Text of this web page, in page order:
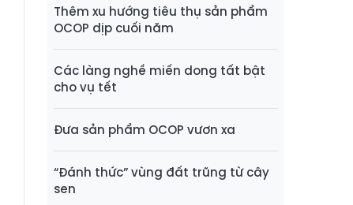
Thêm xu hướng tiêu thụ sản phẩm
OCOP dịp cuối năm
Các làng nghề miến dong tất bật
cho vụ tết
Đưa sản phẩm OCOP vươn xa
“Đánh thức” vùng đất trũng từ cây
sen